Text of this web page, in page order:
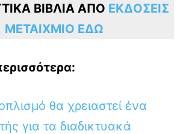
ΒΙΒΛΙΑ ΑΠΟ ΕΚΔΟΣΕΙΣ
ΜΕΤΑΙΧΜΙΟ ΕΔΩ
θα χρειαστεί ένα
για τα διαδικτυακά